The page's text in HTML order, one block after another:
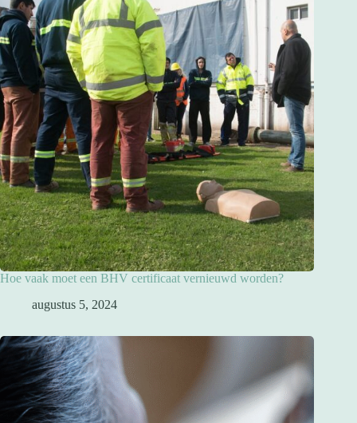
Hoe vaak moet een BHV certificaat vernieuwd worden?
augustus 5, 2024